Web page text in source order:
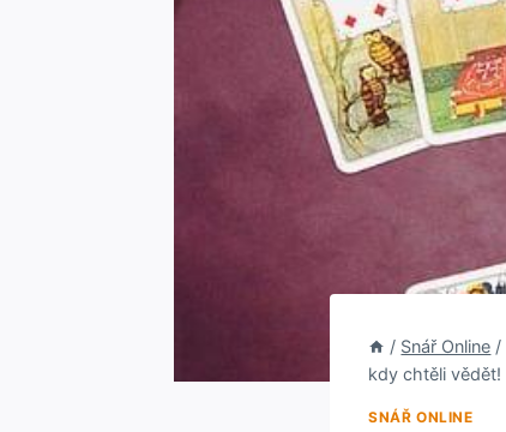
/ Snář Online /
kdy chtěli vědět!
SNÁŘ ONLINE